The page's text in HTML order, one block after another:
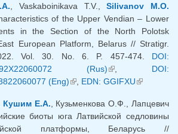
, Vaskaboinikava T.V.,Silivanov M.O.
of the Upper Vendian – Lower
in the Section of the North Polotsk
European Platform, Belarus // Stratigr.
Vol. 30. No. 6. P. 457-474. DOI:
(Rus)(link is external)
DOI:
(Eng)(link is external)
EDN: GGIFXU(link is
Кушим Е.А. , Кузьменкова О.Ф., Лапцевич
биоты юга Латвийской седловины
платформы, Беларусь //